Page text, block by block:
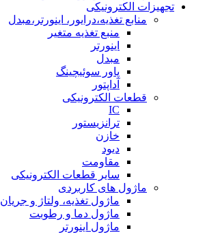
تجهیزات الکترونیکی
منابع تغذیه،درایور، اینورتر،مبدل
منبع تغذیه متغیر
اینورتر
مبدل
پاور سوئیچینگ
آداپتور
قطعات الکترونیکی
IC
ترانزیستور
خازن
دیود
مقاومت
سایر قطعات الکترونیکی
ماژول های کاربردی
ماژول تغذیه، ولتاژ و جریان
ماژول دما و رطوبت
ماژول اینورتر